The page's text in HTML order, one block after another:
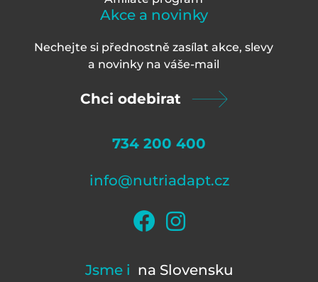
Akce a novinky
Nechejte si přednostně zasílat akce, slevy
a novinky na váše-mail
Chci odebirat
734 200 400
info@nutriadapt.cz
Jsme i na Slovensku